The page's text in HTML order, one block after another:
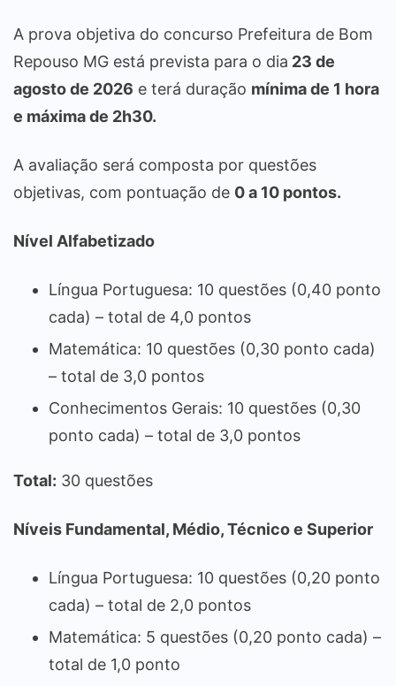
A prova objetiva do concurso Prefeitura de Bom
Repouso MG está prevista para o dia 23 de
agosto de 2026 e terá duração mínima de 1 hora
e máxima de 2h30.
A avaliação será composta por questões
objetivas, com pontuação de 0 a 10 pontos.
Nível Alfabetizado
Língua Portuguesa: 10 questões (0,40 ponto
cada) – total de 4,0 pontos
Matemática: 10 questões (0,30 ponto cada)
– total de 3,0 pontos
Conhecimentos Gerais: 10 questões (0,30
ponto cada) – total de 3,0 pontos
Total: 30 questões
Níveis Fundamental, Médio, Técnico e Superior
Língua Portuguesa: 10 questões (0,20 ponto
cada) – total de 2,0 pontos
Matemática: 5 questões (0,20 ponto cada) –
total de 1,0 ponto